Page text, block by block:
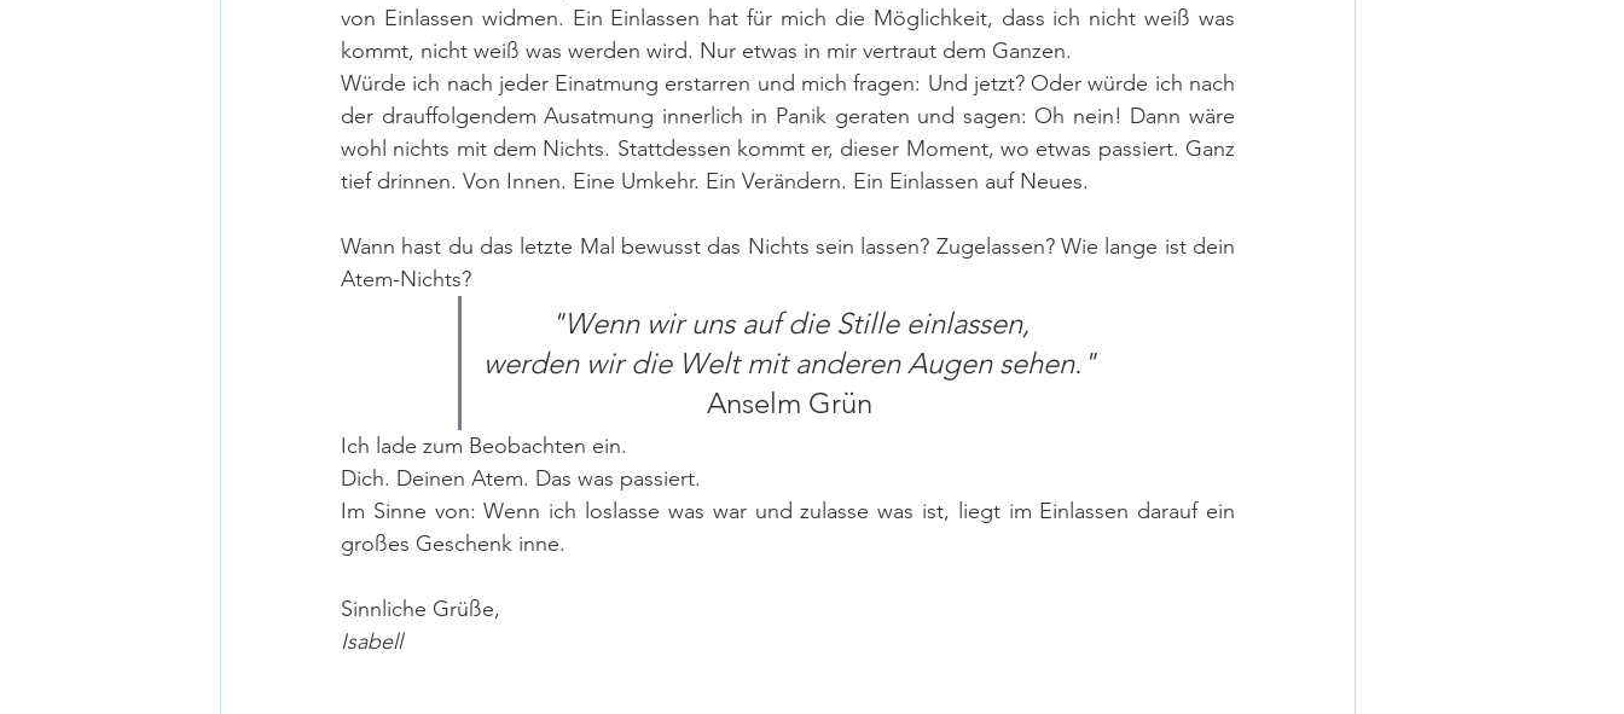
von Einlassen widmen. Ein Einlassen hat für mich die Möglichkeit, dass ich nicht weiß was
kommt, nicht weiß was werden wird. Nur etwas in mir vertraut dem Ganzen.
Würde ich nach jeder Einatmung erstarren und mich fragen: Und jetzt? Oder würde ich nach
der drauffolgendem Ausatmung innerlich in Panik geraten und sagen: Oh nein! Dann wäre
wohl nichts mit dem Nichts. Stattdessen kommt er, dieser Moment, wo etwas passiert. Ganz
tief drinnen. Von Innen. Eine Umkehr. Ein Verändern. Ein Einlassen auf Neues.
Wann hast du das letzte Mal bewusst das Nichts sein lassen? Zugelassen? Wie lange ist dein
Atem-Nichts?
"Wenn wir uns auf die Stille einlassen,
werden wir die Welt mit anderen Augen sehen."
Anselm Grün
Ich lade zum Beobachten ein.
Dich. Deinen Atem. Das was passiert.
Im Sinne von: Wenn ich loslasse was war und zulasse was ist, liegt im Einlassen darauf ein
großes Geschenk inne.
Sinnliche Grüße,
Isabell